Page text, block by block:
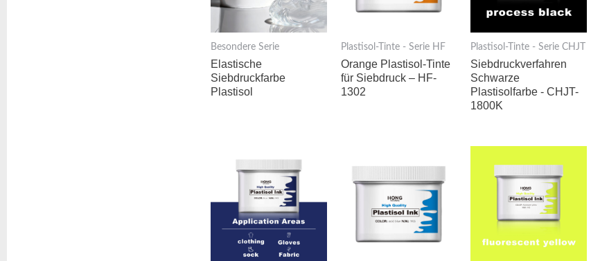
Besondere Serie
Elastische
Siebdruckfarbe
Plastisol
Plastisol-Tinte - Serie HF
Orange Plastisol-Tinte
für Siebdruck – HF-
1302
Plastisol-Tinte - Serie CHJT
Siebdruckverfahren
Schwarze
Plastisolfarbe - CHJT-
1800K